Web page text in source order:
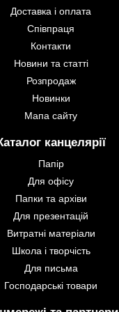
Доставка і оплата
Співпраця
Контакти
Новини та статті
Розпродаж
Новинки
Мапа сайту
канцелярії
Папір
Для офісу
Папки та архіви
Для презентацій
Витратні матеріали
Школа і творчість
Для письма
Господарські товари